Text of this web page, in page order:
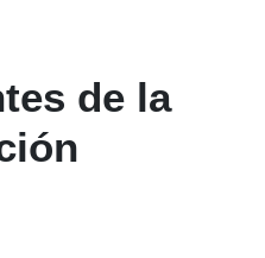
de la